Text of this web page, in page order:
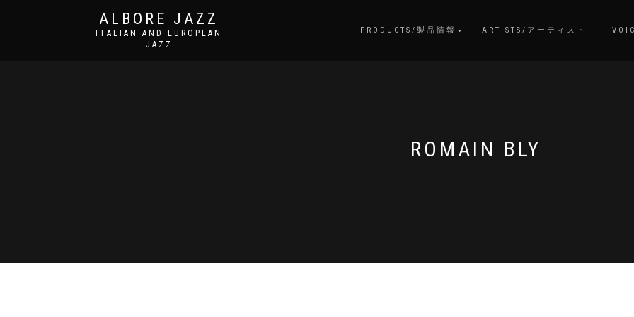
ALBORE JAZZ
ITALIAN AND EUROPEAN
JAZZ
PRODUCTS/製品情報 ARTISTS/アーティスト
ROMAIN BLY